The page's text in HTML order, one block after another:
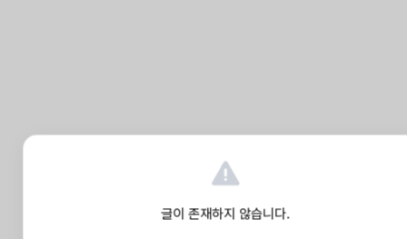
글이 존재하지 않습니다.